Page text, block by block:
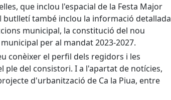
que inclou l'espacial de la Festa Major
butlletí també inclou la informació detallada
municipal, la constitució del nou
per al mandat 2023-2027.
conèixer el perfil dels regidors i les
ple del consistori. I a l'apartat de notícies,
d'urbanització de Ca la Piua, entre